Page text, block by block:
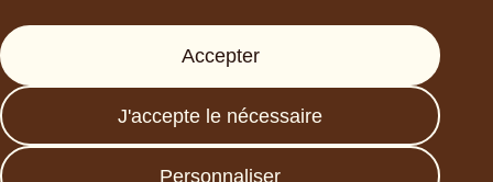
Accepter
J'accepte le nécessaire
Personnaliser
Presse
FAQs
Data protection
Imprint